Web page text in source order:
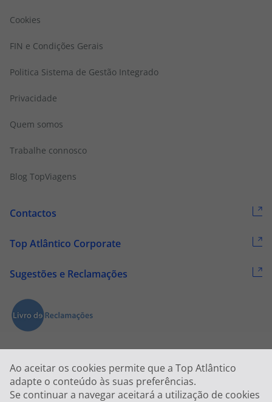
Ao aceitar os cookies permite que a Top Atlântico
adapte o conteúdo às suas preferências.
Se continuar a navegar aceitará a utilização de cookies
Cookies
FIN e Condições Gerais
Politica Sistema de Gestão Integrado
Privacidade
Quem somos
Trabalhe connosco
Blog TopViagens
Contactos
Top Atlântico Corporate
Sugestões e Reclamações